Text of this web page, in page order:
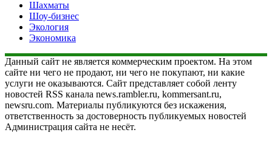
Шахматы
Шоу-бизнес
Экология
Экономика
Данный сайт не является коммерческим проектом. На этом
сайте ни чего не продают, ни чего не покупают, ни какие
услуги не оказываются. Сайт представляет собой ленту
новостей RSS канала news.rambler.ru, kommersant.ru,
newsru.com. Материалы публикуются без искажения,
ответственность за достоверность публикуемых новостей
Администрация сайта не несёт.